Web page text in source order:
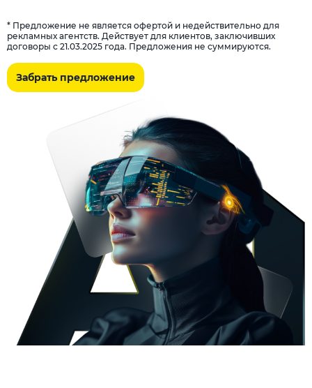
* Предложение не является офертой и недействительно для
рекламных агентств. Действует для клиентов, заключивших
договоры с 21.03.2025 года. Предложения не суммируются.
Забрать предложение